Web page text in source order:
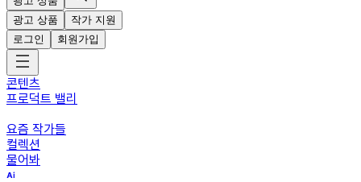
광고 상품
작가 지원
로그인
회원가입
콘텐츠
프로덕트 밸리
요즘 작가들
컬렉션
물어봐